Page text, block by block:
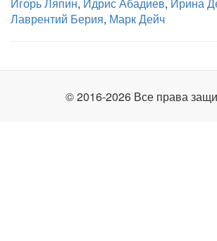
Лаврентий Берия, Марк Дейч
© 2016-2026 Все права